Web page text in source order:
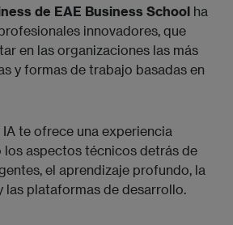
de EAE Business School ha
innovadores, que
en las organizaciones las más
y formas de trabajo basadas en
te ofrece una experiencia
los aspectos técnicos detrás de
el aprendizaje profundo, la
las plataformas de desarrollo.